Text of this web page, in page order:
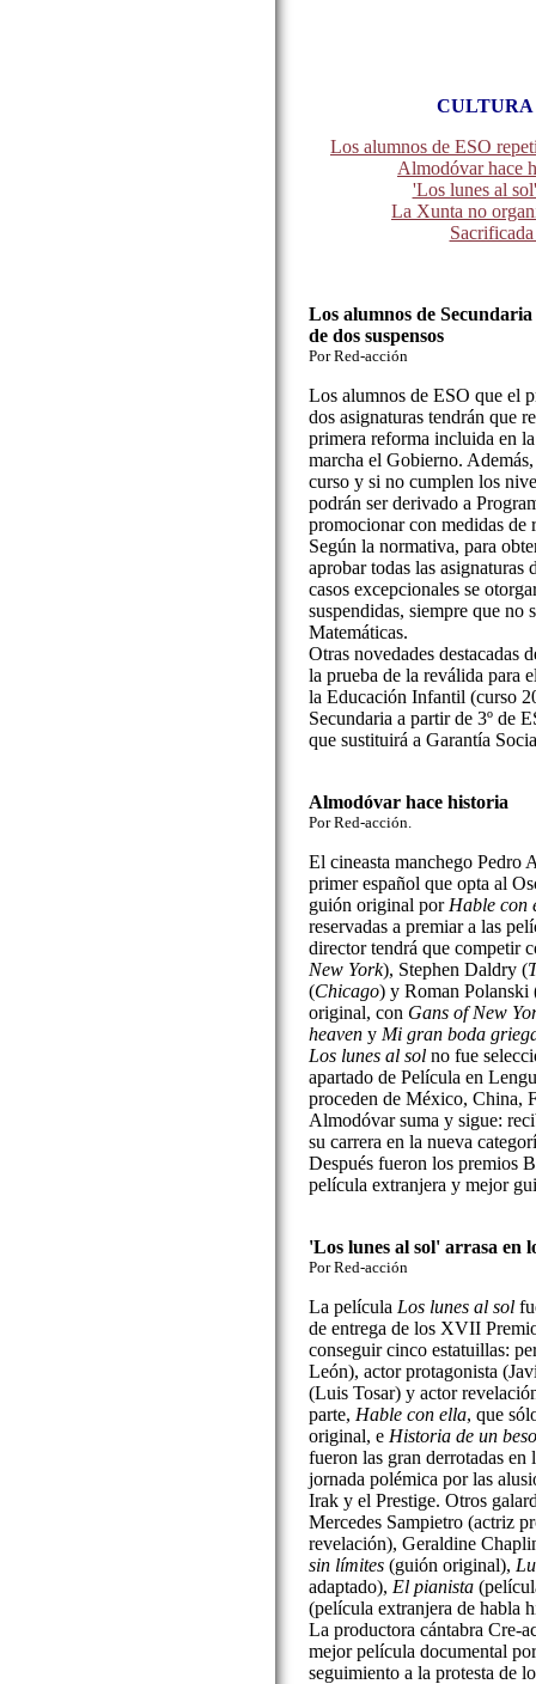
CULTURA
Los alumnos de ESO
Almodóvar hace
'Los lunes al
La Xunta no
Los alumnos de
de dos suspensos
Por Red-acción
Los alumnos de ESO que el
dos asignaturas tendrán que
primera reforma incluida en
marcha el Gobierno.
curso y si no cumplen los
podrán ser derivado a
promocionar con medidas de
Según la normativa, para
aprobar todas las asignaturas
casos excepcionales se
suspendidas, siempre que no
Matemáticas.
Otras novedades destacadas
la prueba de la reválida para
la Educación Infantil (curso
Secundaria a partir de 3º de
que sustituirá a Garantía
Almodóvar hace historia
Por Red-acción.
El cineasta manchego Pedro
primer español que opta al
guión original por Hable con
reservadas a premiar a las
director tendrá que competir
New York), Stephen Daldry (
(Chicago) y Roman Polanski
original, con Gans of New
heaven y Mi gran boda
Los lunes al sol no fue
apartado de Película en
proceden de México, China,
Almodóvar suma y sigue:
su carrera en la nueva
Después fueron los premios
película extranjera y mejor
'Los lunes al sol' arrasa en
Por Red-acción
La película Los lunes al sol
de entrega de los XVII
conseguir cinco estatuillas:
León), actor protagonista
(Luis Tosar) y actor
parte, Hable con ella, que
original, e Historia de un beso
fueron las gran derrotadas en
jornada polémica por las
Irak y el Prestige. Otros
Mercedes Sampietro (actriz
revelación), Geraldine
sin límites (guión original),
adaptado), El pianista
(película extranjera de habla
La productora cántabra Cre-
mejor película documental
seguimiento a la protesta de